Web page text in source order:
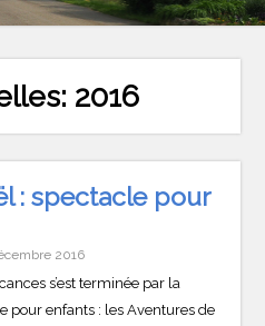
2016
: spectacle pour
2016
s’est terminée par la
pour enfants : les Aventures de